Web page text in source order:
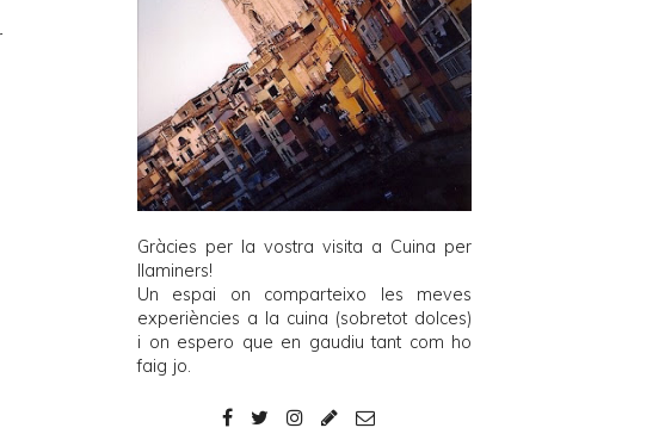
Gràcies per la vostra visita a Cuina per
llaminers!
Un espai on comparteixo les meves
experiències a la cuina (sobretot dolces)
i on espero que en gaudiu tant com ho
faig jo.